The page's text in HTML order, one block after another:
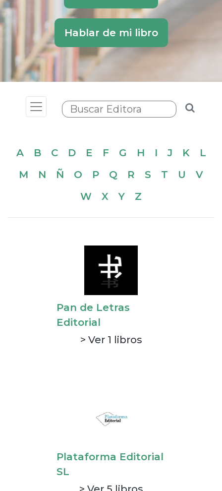
Hablar de mi libro
Toggle navigation
A B C D E F G H I J K
L
M
N Ñ O P Q R S T U
V
W
X Y Z
Pan de Letras
Editorial
> Ver 1 libros
Plataforma Editorial
SL